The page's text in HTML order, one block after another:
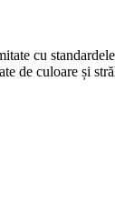
cu
de culoare și